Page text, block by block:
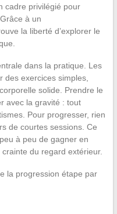
cadre privilégié pour
à un
la liberté d’explorer le
dans la pratique. Les
des exercices simples,
solide. Prendre le
avec la gravité : tout
Pour progresser, rien
de courtes sessions. Ce
à peu de gagner en
du regard extérieur.
la progression étape par